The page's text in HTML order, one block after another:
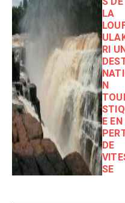
LA
RI
N
E EN
DE
SE